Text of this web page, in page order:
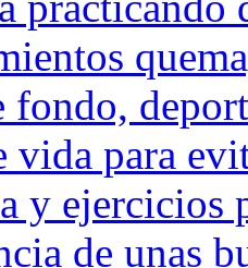
fondo,
vida para
y ejercicios
de unas